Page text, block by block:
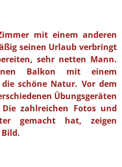
mit einem anderen
seinen Urlaub verbringt
sehr netten Mann.
Balkon mit einem
schöne Natur. Vor dem
Übungsgeräten
zahlreichen Fotos und
gemacht hat, zeigen